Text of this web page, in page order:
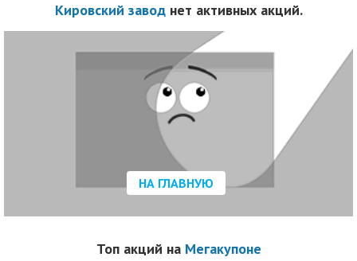
Кировский заводнет активных акций.
НА ГЛАВНУЮ
Топ акций на Мегакупоне